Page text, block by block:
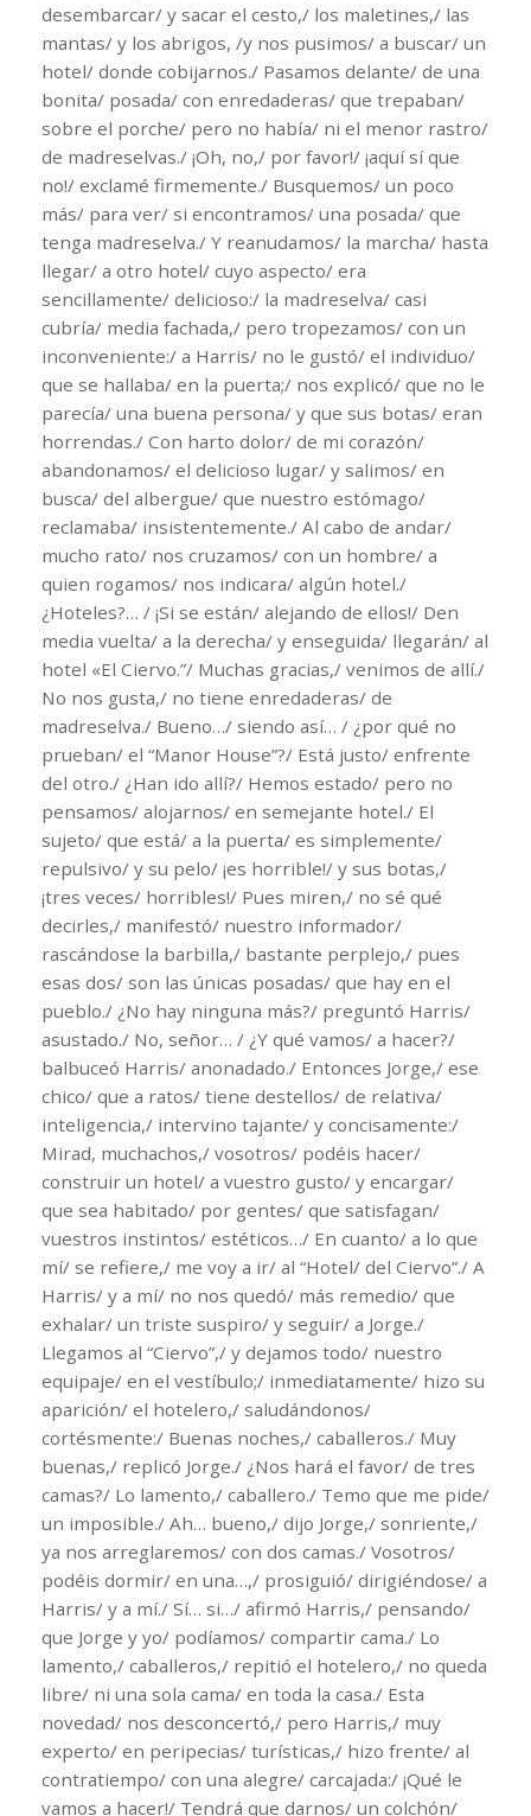
desembarcar/ y sacar el cesto,/ los maletines,/ las
mantas/ y los abrigos, /y nos pusimos/ a buscar/ un
hotel/ donde cobijarnos./ Pasamos delante/ de una
bonita/ posada/ con enredaderas/ que trepaban/
sobre el porche/ pero no había/ ni el menor rastro/
de madreselvas./ ¡Oh, no,/ por favor!/ ¡aquí sí que
no!/ exclamé firmemente./ Busquemos/ un poco
más/ para ver/ si encontramos/ una posada/ que
tenga madreselva./ Y reanudamos/ la marcha/ hasta
llegar/ a otro hotel/ cuyo aspecto/ era
sencillamente/ delicioso:/ la madreselva/ casi
cubría/ media fachada,/ pero tropezamos/ con un
inconveniente:/ a Harris/ no le gustó/ el individuo/
que se hallaba/ en la puerta;/ nos explicó/ que no le
parecía/ una buena persona/ y que sus botas/ eran
horrendas./ Con harto dolor/ de mi corazón/
abandonamos/ el delicioso lugar/ y salimos/ en
busca/ del albergue/ que nuestro estómago/
reclamaba/ insistentemente./ Al cabo de andar/
mucho rato/ nos cruzamos/ con un hombre/ a
quien rogamos/ nos indicara/ algún hotel./
¿Hoteles?… / ¡Si se están/ alejando de ellos!/ Den
media vuelta/ a la derecha/ y enseguida/ llegarán/ al
hotel «El Ciervo.”/ Muchas gracias,/ venimos de allí./
No nos gusta,/ no tiene enredaderas/ de
madreselva./ Bueno…/ siendo así… / ¿por qué no
prueban/ el “Manor House”?/ Está justo/ enfrente
del otro./ ¿Han ido allí?/ Hemos estado/ pero no
pensamos/ alojarnos/ en semejante hotel./ El
sujeto/ que está/ a la puerta/ es simplemente/
repulsivo/ y su pelo/ ¡es horrible!/ y sus botas,/
¡tres veces/ horribles!/ Pues miren,/ no sé qué
decirles,/ manifestó/ nuestro informador/
rascándose la barbilla,/ bastante perplejo,/ pues
esas dos/ son las únicas posadas/ que hay en el
pueblo./ ¿No hay ninguna más?/ preguntó Harris/
asustado./ No, señor… / ¿Y qué vamos/ a hacer?/
balbuceó Harris/ anonadado./ Entonces Jorge,/ ese
chico/ que a ratos/ tiene destellos/ de relativa/
inteligencia,/ intervino tajante/ y concisamente:/
Mirad, muchachos,/ vosotros/ podéis hacer/
construir un hotel/ a vuestro gusto/ y encargar/
que sea habitado/ por gentes/ que satisfagan/
vuestros instintos/ estéticos…/ En cuanto/ a lo que
mí/ se refiere,/ me voy a ir/ al “Hotel/ del Ciervo”./ A
Harris/ y a mí/ no nos quedó/ más remedio/ que
exhalar/ un triste suspiro/ y seguir/ a Jorge./
Llegamos al “Ciervo”,/ y dejamos todo/ nuestro
equipaje/ en el vestíbulo;/ inmediatamente/ hizo su
aparición/ el hotelero,/ saludándonos/
cortésmente:/ Buenas noches,/ caballeros./ Muy
buenas,/ replicó Jorge./ ¿Nos hará el favor/ de tres
camas?/ Lo lamento,/ caballero./ Temo que me pide/
un imposible./ Ah… bueno,/ dijo Jorge,/ sonriente,/
ya nos arreglaremos/ con dos camas./ Vosotros/
podéis dormir/ en una…,/ prosiguió/ dirigiéndose/ a
Harris/ y a mí./ Sí… si…/ afirmó Harris,/ pensando/
que Jorge y yo/ podíamos/ compartir cama./ Lo
lamento,/ caballeros,/ repitió el hotelero,/ no queda
libre/ ni una sola cama/ en toda la casa./ Esta
novedad/ nos desconcertó,/ pero Harris,/ muy
experto/ en peripecias/ turísticas,/ hizo frente/ al
contratiempo/ con una alegre/ carcajada:/ ¡Qué le
vamos a hacer!/ Tendrá que darnos/ un colchón/